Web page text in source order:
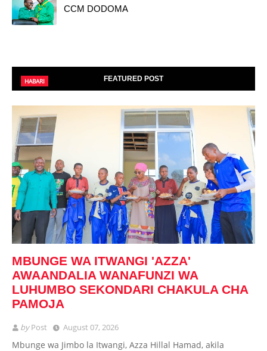
CCM DODOMA
FEATURED POST
HABARI
MBUNGE WA ITWANGI 'AZZA'
AWAANDALIA WANAFUNZI WA
LUHUMBO SEKONDARI CHAKULA CHA
PAMOJA
byPost August 07, 2026
Mbunge wa Jimbo la Itwangi, Azza Hillal Hamad, akila